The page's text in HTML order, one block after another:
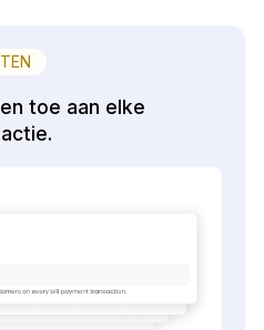
toe aan elke